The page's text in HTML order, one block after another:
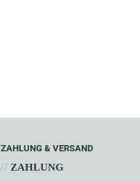
ZAHLUNG & VERSAND
// ZAHLUNG